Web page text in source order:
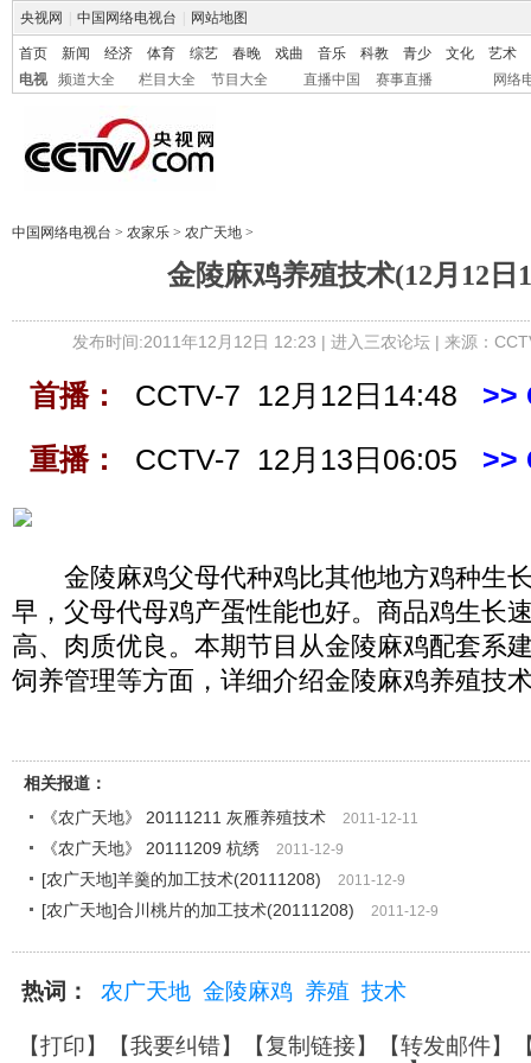
央视网 中国网络电视台 网站地图
首页 新闻 经济 体育 综艺 春晚 戏曲 音乐 科教 青少 文化
艺术
电视
频道大全 栏目大全 节目大全 直播中国 赛事直播 网络
中国网络电视台 > 农家乐 > 农广天地 >
金陵麻鸡养殖技术(12月12日
发布时间:2011年12月12日 12:23 | 进入三农论坛| 来源：
首播： CCTV-7 12月12日14:48 >>
重播：
CCTV-7 12月13日06:05 >>
金陵麻鸡父母代种鸡比其他地方鸡种生
早，父母代母鸡产蛋性能也好。商品鸡生长
高、肉质优良。本期节目从金陵麻鸡配套系
饲养管理等方面，详细介绍金陵麻鸡养殖技
相关报道：
《农广天地》 20111211 灰雁养殖技术
2011-12-11
《农广天地》 20111209 杭绣 2011-12-9
[农广天地]羊羹的加工技术(20111208) 2011-12-9
[农广天地]合川桃片的加工技术(20111208) 2011-12-9
热词： 农广天地 金陵麻鸡 养殖 技术
【打印】【我要纠错】【复制链接】【转发邮件】